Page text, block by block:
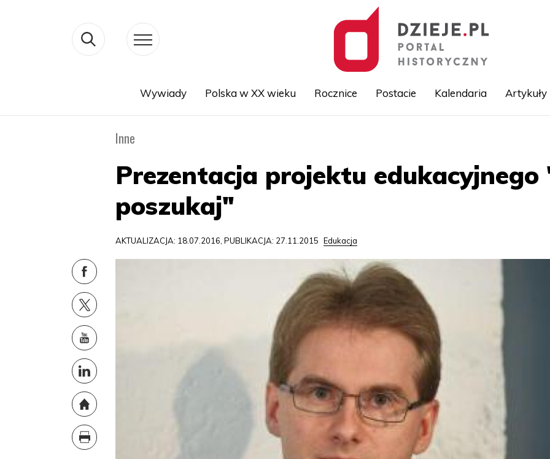
Wywiady Polska w XX wieku Rocznice Postacie Kalendaria Artykuły
Inne
Prezentacja projektu
poszukaj"
AKTUALIZACJA: 18.07.2016, PUBLIKACJA: 27.11.2015 Edukacja